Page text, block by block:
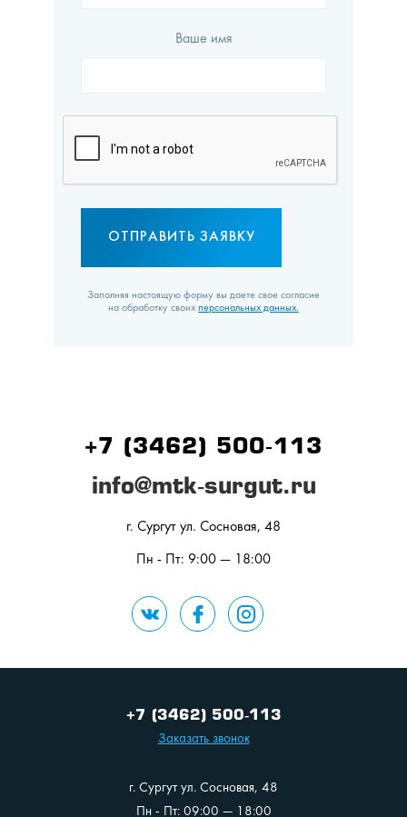
Ваше имя
Заполняя настоящую форму вы даете свое согласие
на обработку своих персональных данных.
+7 (3462) 500-113
info@mtk-surgut.ru
г. Сургут ул. Сосновая, 48
Пн - Пт: 9:00 — 18:00
+7 (3462) 500-113
Заказать звонок
г. Сургут ул. Сосновая, 48
Пн - Пт: 09:00 — 18:00